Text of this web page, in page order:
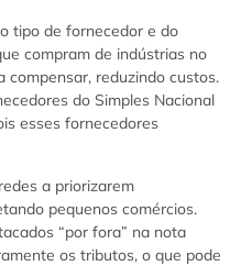
tipo de fornecedor e do
compram de indústrias no
compensar, reduzindo custos.
do Simples Nacional
esses fornecedores
a priorizarem
pequenos comércios.
“por fora” na nota
os tributos, o que pode